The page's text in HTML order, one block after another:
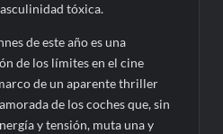
tóxica.
de este año es una
de los límites en el cine
de un aparente thriller
de los coches que, sin
y tensión, muta una y